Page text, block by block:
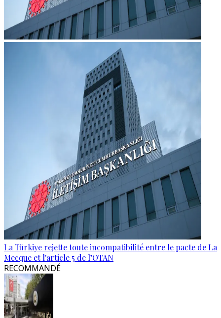
La Türkiye rejette toute incompatibilité entre le pacte de La
Mecque et l'article 5 de l’OTAN
RECOMMANDÉ